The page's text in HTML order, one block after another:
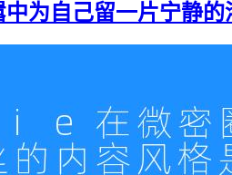
为自己留一片宁静的